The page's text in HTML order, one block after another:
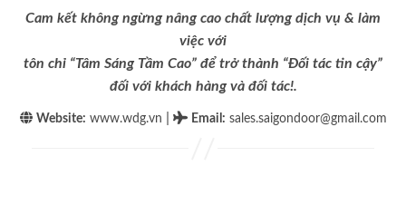
Cam kết không ngừng nâng cao chất lượng dịch vụ & làm
việc với
tôn chỉ “Tâm Sáng Tầm Cao” để trở thành “Đối tác tin cậy”
đối với khách hàng và đối tác!.
Website: www.wdg.vn Email : sales.saigondoor@gmail.com